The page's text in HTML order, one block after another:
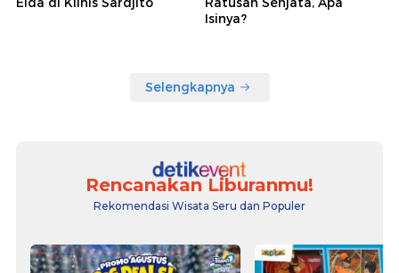
Isinya?
Selengkapnya
Rencanakan Liburanmu!
Rekomendasi Wisata Seru dan Populer